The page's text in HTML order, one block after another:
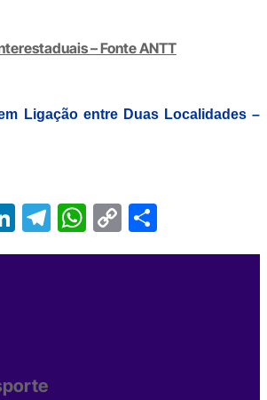
– Fonte ANTT
Ligação entre Duas Localidades –
Li
n
T
el
W
h
C
o
S
h